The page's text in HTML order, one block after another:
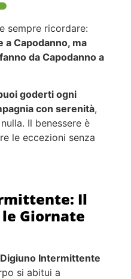
sempre ricordare:
a Capodanno, ma
da Capodanno a
goderti ogni
con serenità,
Il benessere è
le eccezioni senza
Il
Giornate
Digiuno Intermittente
si abitui a